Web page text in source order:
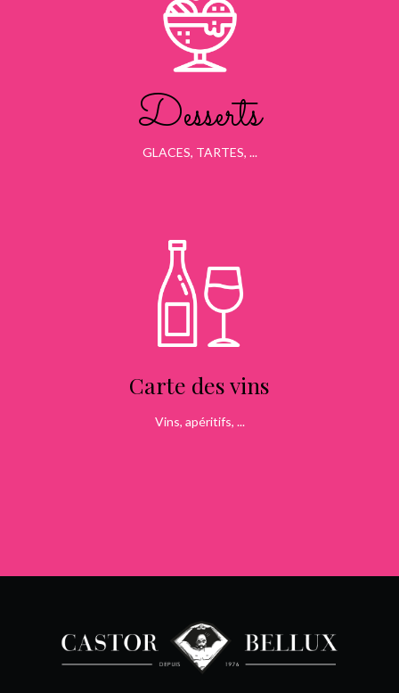
Desserts
GLACES, TARTES, ...
Carte des vins
Vins, apéritifs, ...